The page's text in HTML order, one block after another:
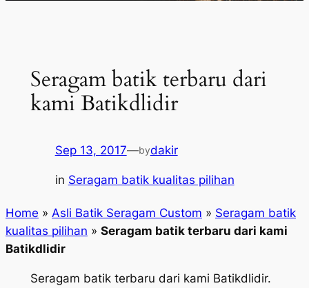
Seragam batik terbaru dari
kami Batikdlidir
Sep 13, 2017—bydakir
in Seragam batik kualitas pilihan
Home » Asli Batik Seragam Custom » Seragam batik
kualitas pilihan » Seragam batik terbaru dari kami
Batikdlidir
Seragam batik terbaru dari kami Batikdlidir.